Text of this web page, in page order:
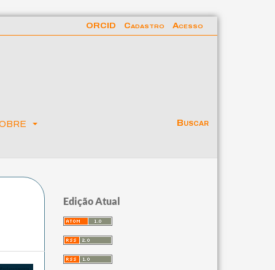
Buscar
ORCID Cadastro Acesso
Edição Atual